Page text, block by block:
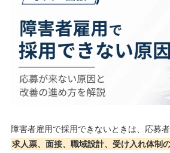
障害者雇用で採用できないときは、応募
求人票、面接、職域設計、受け入れ体制